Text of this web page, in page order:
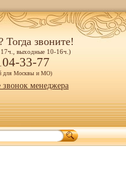
Тогда звоните!
выходные 10-16ч.)
33-77
для Москвы и МО)
менеджера